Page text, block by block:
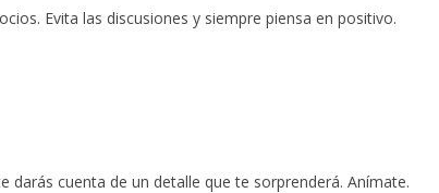
Evita las discusiones y siempre piensa en positivo.
darás cuenta de un detalle que te sorprenderá. Anímate.